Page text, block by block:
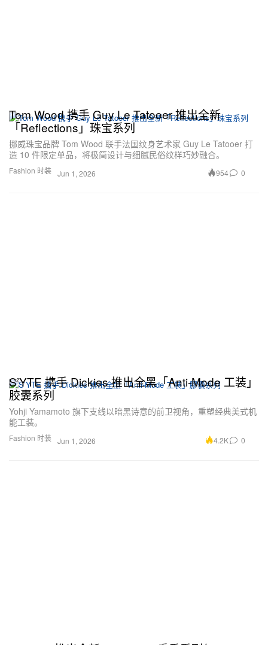
Fashion 时装
Tom Wood 携手 Guy Le Tatooer 推出全新
「Reflections」珠宝系列
挪威珠宝品牌 Tom Wood 联手法国纹身艺术家 Guy Le Tatooer 打
造 10 件限定单品，将极简设计与细腻民俗纹样巧妙融合。
Jun 1, 2026 954 0
Fashion 时装
S’YTE 携手 Dickies 推出全黑「Anti-Mode 工装」
胶囊系列
Yohji Yamamoto 旗下支线以暗黑诗意的前卫视角，重塑经典美式机
能工装。
Jun 1, 2026 4.2K 0